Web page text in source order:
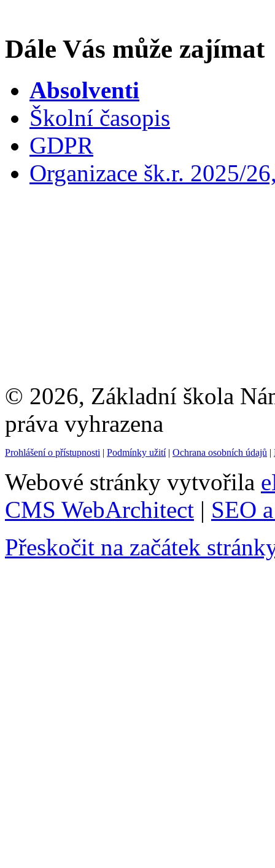
Dále Vás může zajímat
Absolventi
Školní časopis
GDPR
Organizace šk.r. 2025/
© 2026, Základní škola
práva vyhrazena
Prohlášení o přístupnosti | Podmínky užití| Ochrana osobních údajů |
Webové stránky vytvořila
CMS WebArchitect | SEO
Přeskočit na začátek